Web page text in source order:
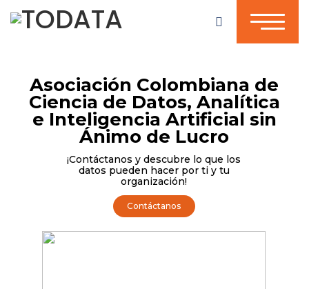
¡Contáctanos y descubre lo que los
datos pueden hacer por ti y tu
organización!
Contáctanos
Asociación Colombiana de
Ciencia de Datos, Analítica
e Inteligencia Artificial sin
Ánimo de Lucro